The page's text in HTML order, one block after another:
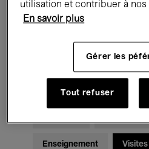
Rencontres & Débats
Musique classique
Enseignement
utilisation et contribuer à
En savoir plus
Gérer les
Tout refuser